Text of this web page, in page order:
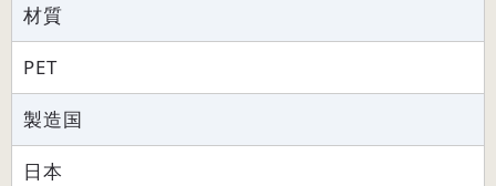
材質
PET
製造国
日本